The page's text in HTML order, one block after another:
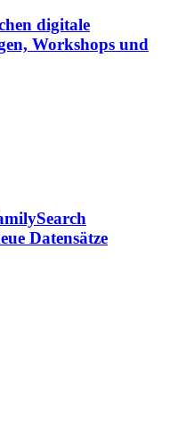
digitale
Workshops und
Datensätze